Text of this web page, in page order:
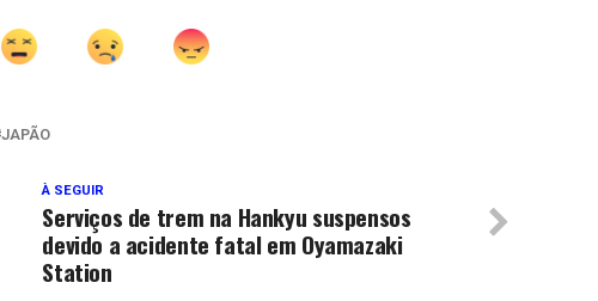
JAPÃO
À SEGUIR
Serviços de trem na Hankyu suspensos
devido a acidente fatal em Oyamazaki
Station